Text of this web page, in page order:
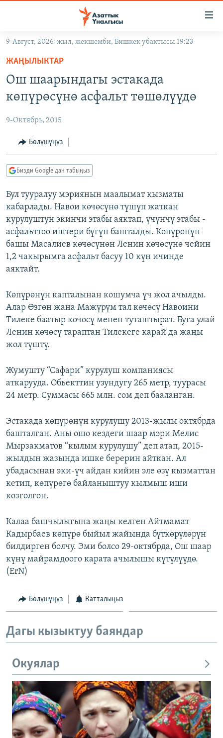
Навигацияга
өтүңүз
Издөөгө
салыңызКЫРГЫЗСТАН
ЭКОНОМИКА
МАДАНИЯТ
БОРБОР АЗИЯ
УКРАИНА
АТАЙЫН ИЛИКТӨӨ
ТВ ПРОГРАММАЛАР
ЭКСПЕРТТЕР ТАЛДАЙТ
БИЗ ЖАНА ДҮЙНӨ
ДАНИСТЕ
ЭЖЕ-СИҢДИЛЕР
ЫҢГАЙСЫЗ СУРООЛОР
ӨЗГӨЧӨ ПИКИР
Русский
ОНЛАЙН ШЕРИНЕ
ЭЕ/АРнун бардык сайттары
9-Август, 2026-жыл, жекшемби, Бишкек убактысы 19:23
ЖАҢЫЛЫКТАР
Ош шаарындагы эстакада
көпүрөсүнө асфальт төшөлүүдө
9-Октябрь, 2015
Бөлүшүңүз
Бизди Google'дан табыңыз
Бул тууралуу мэриянын маалымат кызматы
кабарлады. Навои көчөсүнө түшүп жаткан
курулуштун экинчи этабы аяктап, үчүнчү этабы -
асфальттоо иштери бүгүн башталды. Көпүрөнүн
башы Масалиев көчөсүнөн Ленин көчөсүнө чейин
1,2 чакырымга асфальт басуу 10 күн ичинде
аяктайт.
Көпүрөнүн капталынан кошумча үч жол ачылды.
Алар Өзгөн жана Мажүрүм тал көчөсү Навоини
Тилеке баатыр көчөсү менен туташтырат. Буга улай
Ленин көчөсү тараптан Тилекеге карай да жаңы
жол түштү.
Жумушту “Сафари” курулуш компаниясы
аткарууда. Обьекттин узундугу 265 метр, туурасы
24 метр. Суммасы 665 млн. сом деп бааланган.
Эстакада көпүрөнүн курулушу 2013-жылы октябрда
башталган. Аны ошо кездеги шаар мэри Мелис
Мырзакматов “кылым курулушу” деп атап, 2015-
жылдын жазында ишке берерин айткан. Ал
убадасынан эки-үч айдан кийин эле өзү кызматтан
кетип, көпүрөгө байланыштуу кылмыш иши
козголгон.
Калаа башчылыгына жаңы келген Айтмамат
Кадырбаев көпүрө быйыл жайында бүткөрүлөрүн
билдирген болчу. Эми болсо 29-октябрда, Ош шаар
күнү майрамдоого карата ачылышы күтүлүүдө.
(ErN)
Бөлүшүңүз Катталыңыз
Дагы кызыктуу баяндар
Окуялар